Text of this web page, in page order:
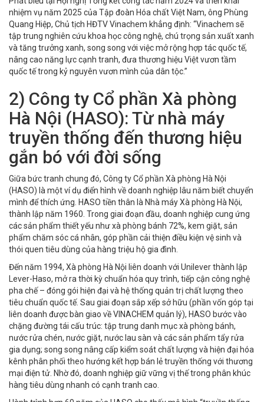
nhiệm vụ năm 2025 của Tập đoàn Hóa chất Việt Nam, ông Phùng
Quang Hiệp, Chủ tịch HĐTV Vinachem khẳng định: “Vinachem sẽ
tập trung nghiên cứu khoa học công nghệ, chú trọng sản xuất xanh
và tăng trưởng xanh, song song với việc mở rộng hợp tác quốc tế,
nâng cao năng lực cạnh tranh, đưa thương hiệu Việt vươn tầm
quốc tế trong kỷ nguyên vươn mình của dân tộc.”
2) Công ty Cổ phần Xà phòng
Hà Nội (HASO): Từ nhà máy
truyền thống đến thương hiệu
gắn bó với đời sống
Giữa bức tranh chung đó, Công ty Cổ phần Xà phòng Hà Nội
(HASO) là một ví dụ điển hình về doanh nghiệp lâu năm biết chuyển
mình để thích ứng. HASO tiền thân là Nhà máy Xà phòng Hà Nội,
thành lập năm 1960. Trong giai đoạn đầu, doanh nghiệp cung ứng
các sản phẩm thiết yếu như xà phòng bánh 72%, kem giặt, sản
phẩm chăm sóc cá nhân, góp phần cải thiện điều kiện vệ sinh và
thói quen tiêu dùng của hàng triệu hộ gia đình.
Đến năm 1994, Xà phòng Hà Nội liên doanh với Unilever thành lập
Lever-Haso, mở ra thời kỳ chuẩn hóa quy trình, tiếp cận công nghệ
pha chế – đóng gói hiện đại và hệ thống quản trị chất lượng theo
tiêu chuẩn quốc tế. Sau giai đoạn sắp xếp sở hữu (phần vốn góp tại
liên doanh được bàn giao về VINACHEM quản lý), HASO bước vào
chặng đường tái cấu trúc: tập trung danh mục xà phòng bánh,
nước rửa chén, nước giặt, nước lau sàn và các sản phẩm tẩy rửa
gia dụng; song song nâng cấp kiểm soát chất lượng và hiện đại hóa
kênh phân phối theo hướng kết hợp bán lẻ truyền thống với thương
mại điện tử. Nhờ đó, doanh nghiệp giữ vững vị thế trong phân khúc
hàng tiêu dùng nhanh có cạnh tranh cao.